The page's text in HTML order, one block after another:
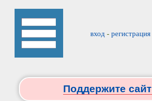
вход - регистрация
Поддержите